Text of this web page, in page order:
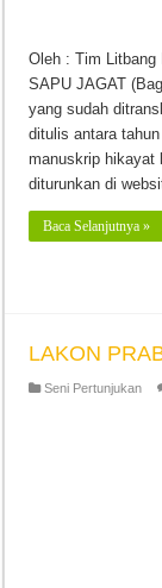
Oleh : Tim
SAPU JAGAT
yang sudah
ditulis antara
manuskrip hikayat
diturunkan di
Baca Selanjutnya »
LAKON
Seni Pertunjukan